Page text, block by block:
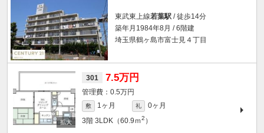
東武東上線若葉駅 / 徒歩14分
築年月1984年8月 / 6階建
埼玉県鶴ヶ島市富士見４丁目
301 7.5万円
0.5万円
敷 1ヶ月 礼
0ヶ月
3階 3LDK（60.9ｍ2 ）